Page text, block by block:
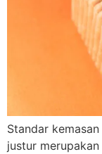
Standar
justur